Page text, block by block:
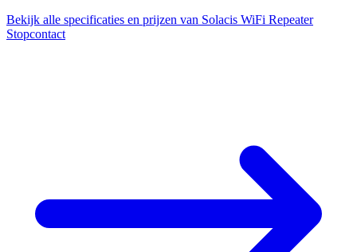
Bekijk alle specificaties en prijzen van Solacis WiFi Repeater
Stopcontact